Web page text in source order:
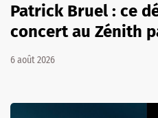
Patrick Bruel : ce
concert au Zénith
6 août 2026